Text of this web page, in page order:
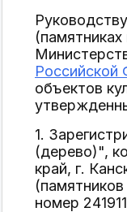
Российской
объектов
1.
(дерево)",
край, г.
номер